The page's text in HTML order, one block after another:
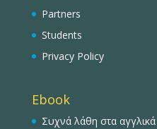
Partners
Students
Privacy Policy
Ebook
Συχνά λάθη στα αγγλικά